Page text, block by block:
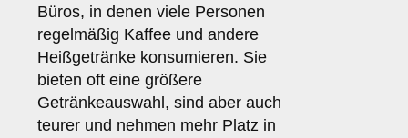
Büros, in denen viele Personen
regelmäßig Kaffee und andere
Heißgetränke konsumieren. Sie
bieten oft eine größere
Getränkeauswahl, sind aber auch
teurer und nehmen mehr Platz in